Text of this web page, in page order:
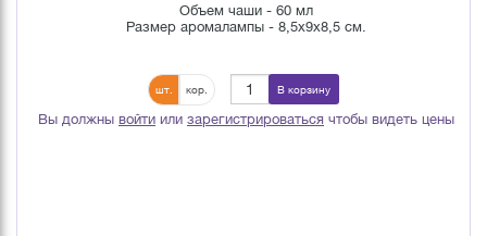
Объем чаши - 60 мл
Размер аромалампы - 8,5х9х8,5 см.
шт. кор. В корзину
Вы должны войти или зарегистрироваться чтобы видеть цены